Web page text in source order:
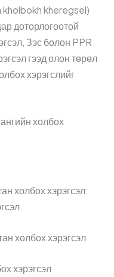
kholbokh kheregsel)
доторлогоотой
Зэс болон PPR
гээд олон төрөл
хэрэгслийг
холбох
холбох хэрэгсэл:
холбох хэрэгсэл
хэрэгсэл